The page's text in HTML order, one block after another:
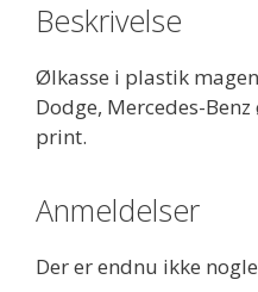
Beskrivelse
Ølkasse i plastik
Dodge, Mercedes-
print.
Anmeldelser
Der er endnu ikke